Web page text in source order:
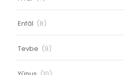
Enfâl (8)
Tevbe (9)